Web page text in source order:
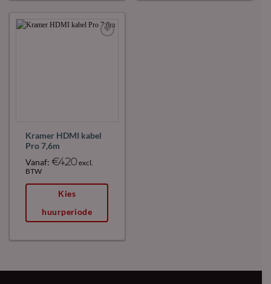
Kramer HDMI kabel
Pro 7,6m
Vanaf:€4.20excl.
BTW
Kies
huurperiode